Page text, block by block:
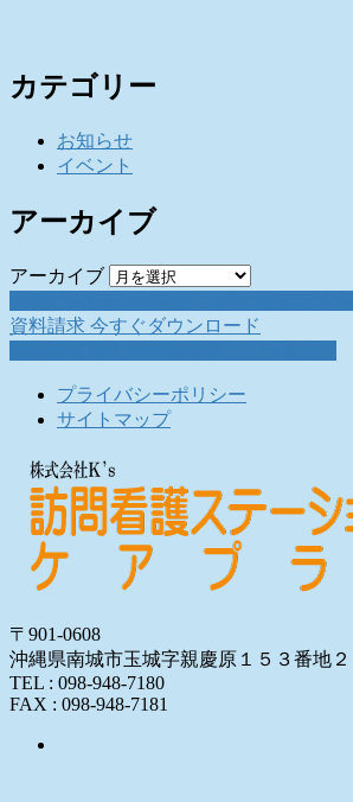
カテゴリー
お知らせ
イベント
アーカイブ
アーカイブ
資料請求 今すぐダウンロード
プライバシーポリシー
サイトマップ
〒901-0608
沖縄県南城市玉城字親慶原１５３番地２
TEL : 098-948-7180
FAX : 098-948-7181